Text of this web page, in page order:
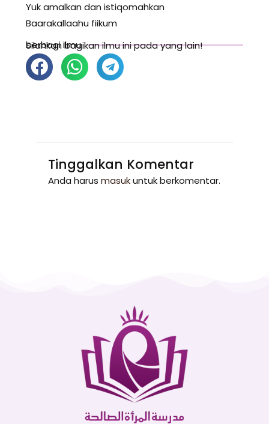
Yuk amalkan dan istiqomahkan
Baarakallaahu fiikum
berbagi ilmu
Silahkan bagikan ilmu ini pada yang lain!
Tinggalkan Komentar
Anda harus masukuntuk berkomentar.